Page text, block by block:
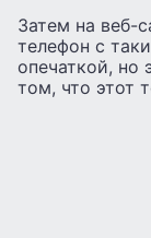
Затем на веб-
телефон с
опечаткой, но
том, что этот